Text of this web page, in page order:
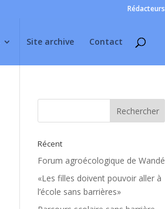
Rédacteurs
Site archive Contact
Récent
Forum agroécologique de Wandé
«Les filles doivent pouvoir aller à
l’école sans barrières»